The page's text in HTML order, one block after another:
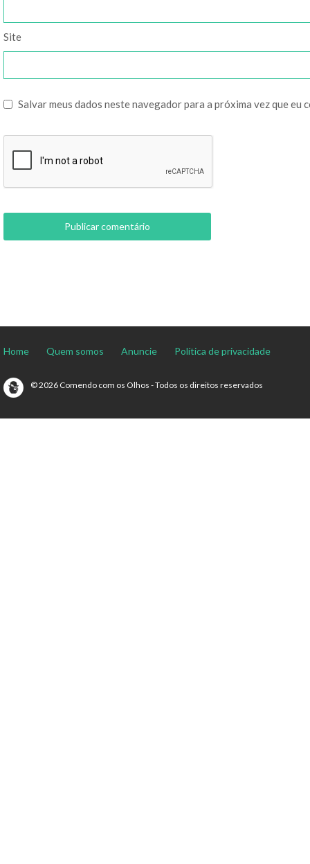
Site
Salvar meus dados neste navegador para a próxima vez que eu
Home Quem somos Anuncie Política de privacidade
© 2026 Comendo com os Olhos - Todos os direitos reservados